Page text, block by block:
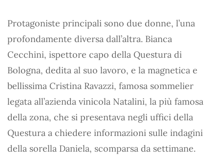
Protagoniste principali sono due donne, l’una
profondamente diversa dall’altra. Bianca
Cecchini, ispettore capo della Questura di
Bologna, dedita al suo lavoro, e la magnetica e
bellissima Cristina Ravazzi, famosa sommelier
legata all’azienda vinicola Natalini, la più famosa
della zona, che si presentava negli uffici della
Questura a chiedere informazioni sulle indagini
della sorella Daniela, scomparsa da settimane.